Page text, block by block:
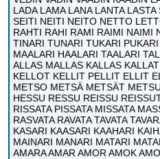
LADA LAMA LANA LANTA
SEITI NEITI NEITO NETTO
RAHTI RAHI RAMI RAIMI NAIMI
TINARI TUNARI TUKARI
MAALARI HAALARI TAALARI
ALLAS MALLAS KALLAS
KELLOT KELLIT PELLIT ELLIT
METSO METSÄ METSÄT
HESSU RESSU REISSU
RISSATA PISSATA MISSATA
RASVATA RAVATA TAVATA
KASARI KAASARI KAAHARI
MAINARI MANARI MATARI
AMARA AMAR AMOR AMOK